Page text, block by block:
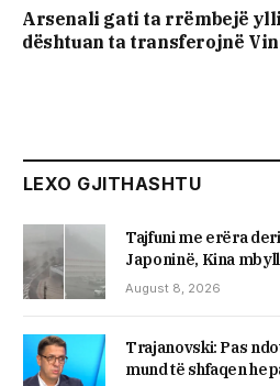
Arsenali gati ta rrëmbejë
dështuan ta transferojnë
LEXO GJITHASHTU
Tajfuni me erëra
Japoninë, Kina
August 8, 2026
Trajanovski: Pas
mund të shfaqen